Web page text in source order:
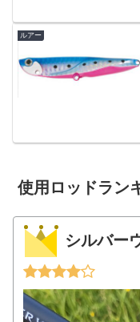
ルアー
使用ロッドラン
シルバー